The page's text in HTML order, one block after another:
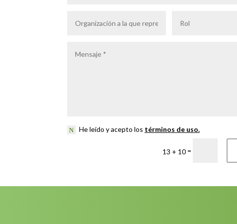
He leído y acepto los términos de uso.
13 + 10 =